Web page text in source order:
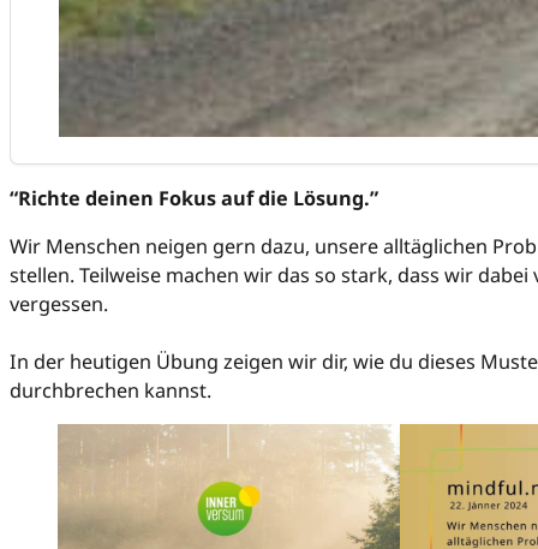
“Richte deinen Fokus auf die Lösung.”
Wir Menschen neigen gern dazu, unsere alltäglichen
stellen. Teilweise machen wir das so stark, dass wir
vergessen.
In der heutigen Übung zeigen wir dir, wie du dieses
durchbrechen kannst.